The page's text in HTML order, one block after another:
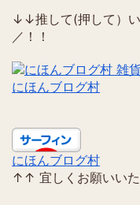
↓↓推して(押して）
／！！
にほんブログ村
にほんブログ村
↑↑ 宜しくお願いいた